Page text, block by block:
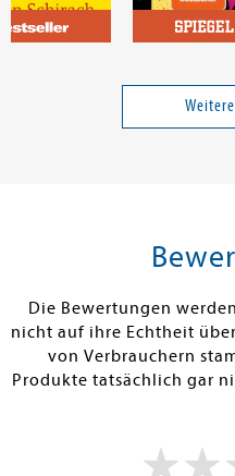
Dungeon
Die Bewertungen
nicht auf ihre Echtheit
von Verbrauchern
Produkte tatsächlich gar